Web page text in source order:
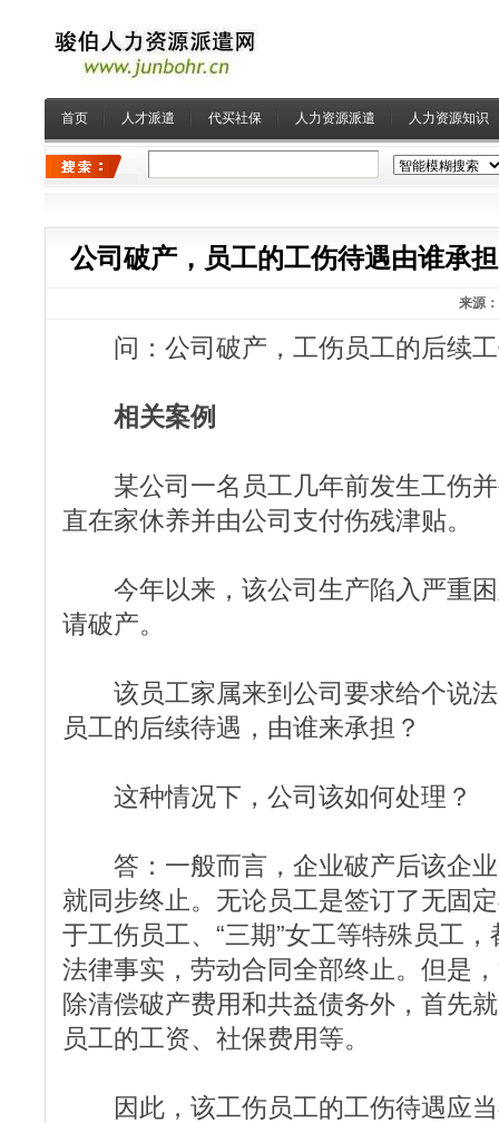
首页 人才派遣 代买社保 人力资源派遣 人力资源知识
公司破产，员工的工伤待遇由谁承
来源：
问：公司破产，工伤员工的后续工
相关案例
某公司一名员工几年前发生工伤并
直在家休养并由公司支付伤残津贴。
今年以来，该公司生产陷入严重困
请破产。
该员工家属来到公司要求给个说法
员工的后续待遇，由谁来承担？
这种情况下，公司该如何处理？
答：一般而言，企业破产后该企业
就同步终止。无论员工是签订了无固
于工伤员工、“三期”女工等特殊员工
法律事实，劳动合同全部终止。但是
除清偿破产费用和共益债务外，首先
员工的工资、社保费用等。
因此，该工伤员工的工伤待遇应当